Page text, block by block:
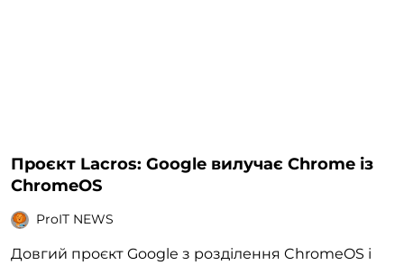
Проєкт Lacros: Google вилучає Chrome із
ChromeOS
ProIT NEWS
Довгий проєкт Google з розділення ChromeOS і